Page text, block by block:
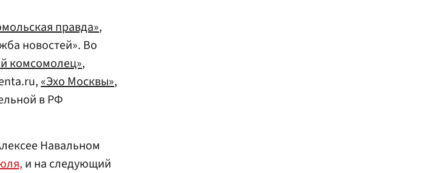
правда»,
новостей». Во
комсомолец»,
«Эхо Москвы»,
в РФ
Навальном
и на следующий